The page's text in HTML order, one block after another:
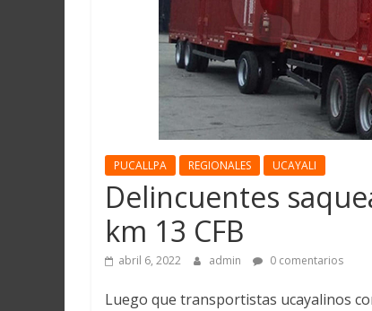
PUCALLPA REGIONALES UCAYALI
Delincuentes
km 13 CFB
abril 6, 2022 admin 0 comentarios
Luego que transportistas ucayalinos